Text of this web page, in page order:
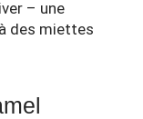
– une
des miettes